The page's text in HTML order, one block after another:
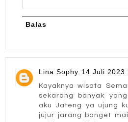
Balas
Lina Sophy 14 Juli 2023
Kayaknya wisata
sekarang banyak
aku Jateng ya ujung
jujur jarang banget